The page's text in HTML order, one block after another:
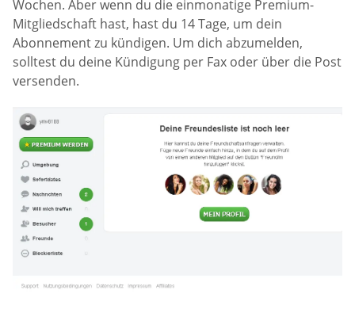
Wochen. Aber wenn du die einmonatige Premium-
Mitgliedschaft hast, hast du 14 Tage, um dein
Abonnement zu kündigen. Um dich abzumelden,
solltest du deine Kündigung per Fax oder über die Post
versenden.